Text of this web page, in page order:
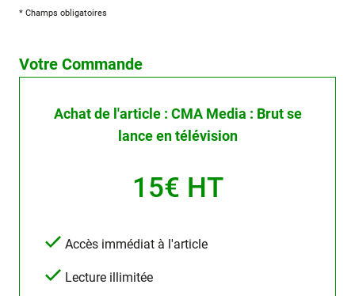
* Champs obligatoires
Votre Commande
Achat de l'article : CMA Media : Brut se
lance en télévision
15€ HT
Accès immédiat à l'article
Lecture illimitée